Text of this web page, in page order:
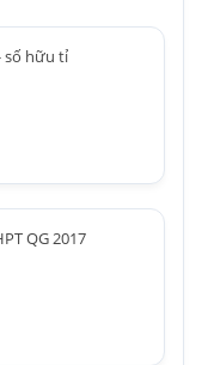
số hữu tỉ
QG 2017